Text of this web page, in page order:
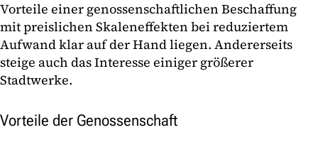
Vorteile einer genossenschaftlichen Beschaffung
mit preislichen Skaleneffekten bei reduziertem
Aufwand klar auf der Hand liegen. Andererseits
steige auch das Interesse einiger größerer
Stadtwerke.
Vorteile der Genossenschaft